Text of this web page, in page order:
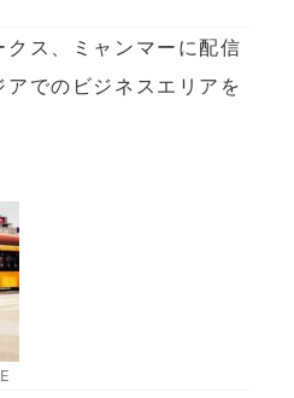
クス、ミャンマーに配信
でのビジネスエリアを